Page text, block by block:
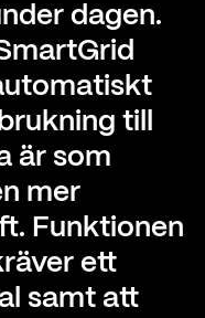
dagen.
till
är som
mer
Funktionen
ett
samt att